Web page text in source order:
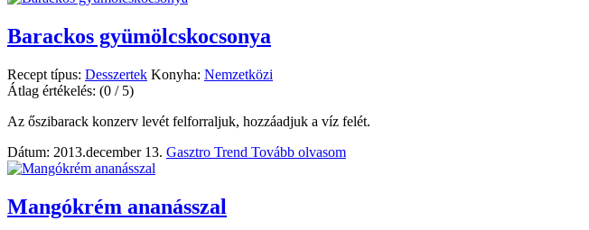
Barackos gyümölcskocsonya
Recept típus: Desszertek Konyha: Nemzetközi
Átlag értékelés: (0 / 5)
Az őszibarack konzerv levét felforraljuk, hozzáadjuk a víz felét.
Dátum: 2013.december 13. Gasztro Trend Tovább olvasom
Mangókrém ananásszal